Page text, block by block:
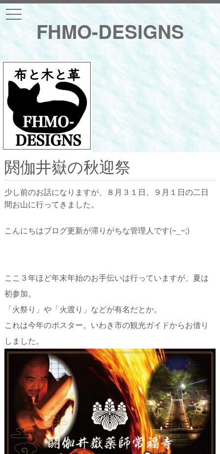
FHMO-DESIGNS
t
o
a
v
i
g
o
n
閼伽井嶽の秋迎祭
少し前のお話になりますが、８月３１日、９月１日の二日
間お山に行ってきました。
こんにちはブログ更新が滞りがちな管理人です(~_~;)
ここ３年ほど年末年始のお手伝いは行っていますが、夏は
初参加。
「火祭り」や「火渡り」などが有名だとか。
これは今年のポスター。いわき市の観光ガイドからお借り
しました。